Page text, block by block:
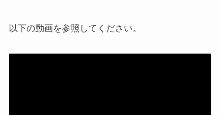
以下の動画を参照してください。